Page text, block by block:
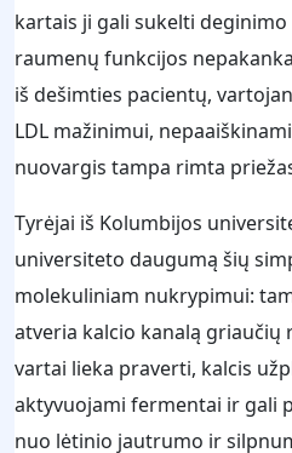
kartais ji gali sukelti
raumenų funkcijos
iš dešimties pacientų,
LDL mažinimui,
nuovargis tampa rimta
Tyrėjai iš Kolumbijos
universiteto daugumą šių
molekuliniam nukrypimui:
atveria kalcio kanalą griaučių
vartai lieka praverti, kalcis
aktyvuojami fermentai ir gali
nuo lėtinio jautrumo ir